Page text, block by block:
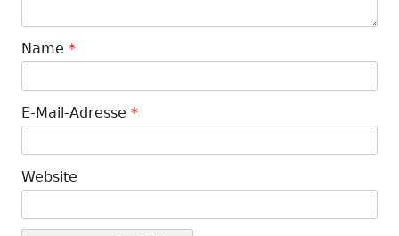
Name *
E-Mail-Adresse *
Website